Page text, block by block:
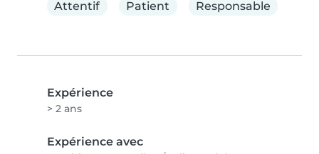
Attentif
Patient Responsable
Expérience
> 2 ans
Expérience avec